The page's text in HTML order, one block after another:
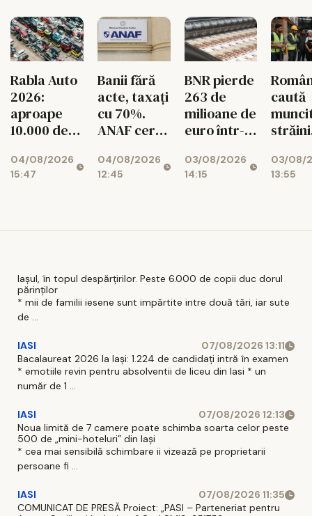
diaspora
Rabla Auto
2026:
aproape
10.000 de
aprobate
04/08/2026
15:47
Banii fără
acte, taxați
cu 70%.
ANAF cere
milioane de
lei
04/08/2026
12:45
BNR pierde
263 de
milioane de
euro într-o
lună!
Rezervele
României
03/08/2026
14:15
caută
străini
de
03/08/
13:55
Iașul, în topul despărțirilor. Peste 6.000 de copii duc dorul
părinților
* mii de familii iesene sunt impărtite intre două tări, iar sute
de ...
IASI
07/08/2026 13:11
Bacalaureat 2026 la Iași: 1.224 de candidați intră în examen
* emotiile revin pentru absolventii de liceu din Iasi * un
număr de 1 ...
IASI
07/08/2026 12:13
Noua limită de 7 camere poate schimba soarta celor peste
500 de „mini-hoteluri” din Iași
* cea mai sensibilă schimbare ii vizează pe proprietarii
persoane fi ...
IASI
07/08/2026 11:35
COMUNICAT DE PRESĂ Proiect: „PASI – Parteneriat pentru